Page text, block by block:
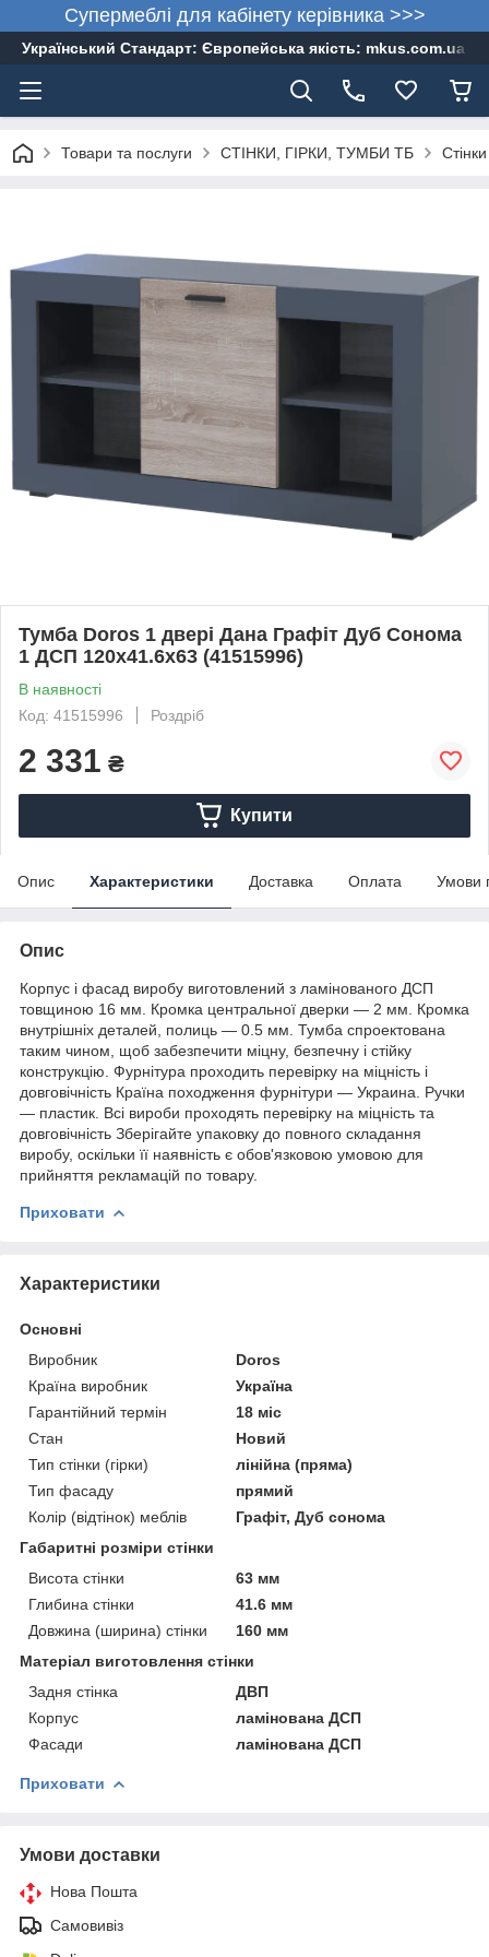
Супермеблі для кабінету керівника >>>
Український Стандарт: Європейська якість: mkus.com.ua
Товари та послуги СТІНКИ, ГІРКИ, ТУМБИ ТБ
Тумба Doros 1 двері Дана Графіт Дуб Сонома
1 ДСП 120х41.6х63 (41515996)
В наявності
Код: 41515996
Роздріб
2 331 ₴
Купити
Опис Характеристики Доставка Оплата Умови
Опис
Корпус і фасад виробу виготовлений з ламінованого ДСП
товщиною 16 мм. Кромка центральної дверки — 2 мм. Кромка
внутрішніх деталей, полиць — 0.5 мм. Тумба спроектована
таким чином, щоб забезпечити міцну, безпечну і стійку
конструкцію. Фурнітура проходить перевірку на міцність і
довговічність Країна походження фурнітури — Украина. Ручки
— пластик. Всі вироби проходять перевірку на міцність та
довговічність Зберігайте упаковку до повного складання
виробу, оскільки її наявність є обов'язковою умовою для
прийняття рекламацій по товару.
Приховати
Характеристики
Основні
Виробник
Doros
Країна виробник
Україна
Гарантійний термін
18 міс
Стан
Новий
Тип стінки (гірки)
лінійна (пряма)
Тип фасаду
прямий
Колір (відтінок) меблів
Графіт, Дуб сонома
Габаритні розміри стінки
Висота стінки
63 мм
Глибина стінки
41.6 мм
Довжина (ширина) стінки
160 мм
Матеріал виготовлення стінки
Задня стінка
ДВП
Корпус
ламінована ДСП
Фасади
ламінована ДСП
Приховати
Умови доставки
Нова Пошта
Самовивіз